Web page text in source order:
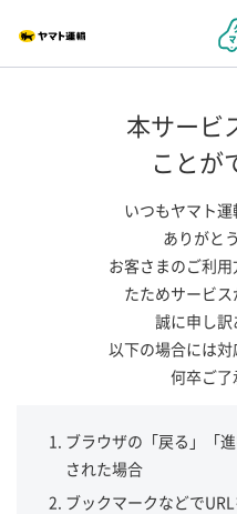
本サービ
ことが
いつもヤマト
ありがと
お客さまのご利
たためサービス
誠に申し訳
以下の場合には
何卒ご了
ブラウザの「戻る」「
された場合
ブックマークなどで